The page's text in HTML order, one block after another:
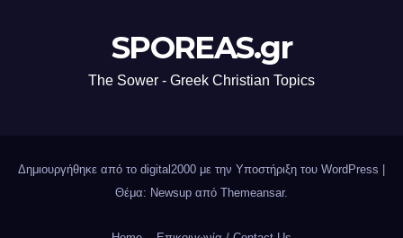
SPOREAS.gr
The Sower - Greek Christian Topics
Δημιουργήθηκε από το digital2000 με την Υποστήριξη του WordPress
Θέμα: Newsup από Themeansar.